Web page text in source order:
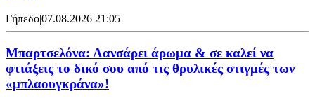
Γήπεδο|07.08.2026 21:05
Μπαρτσελόνα: Λανσάρει άρωμα & σε καλεί να
φτιάξεις το δικό σου από τις θρυλικές στιγμές των
«μπλαουγκράνα»!